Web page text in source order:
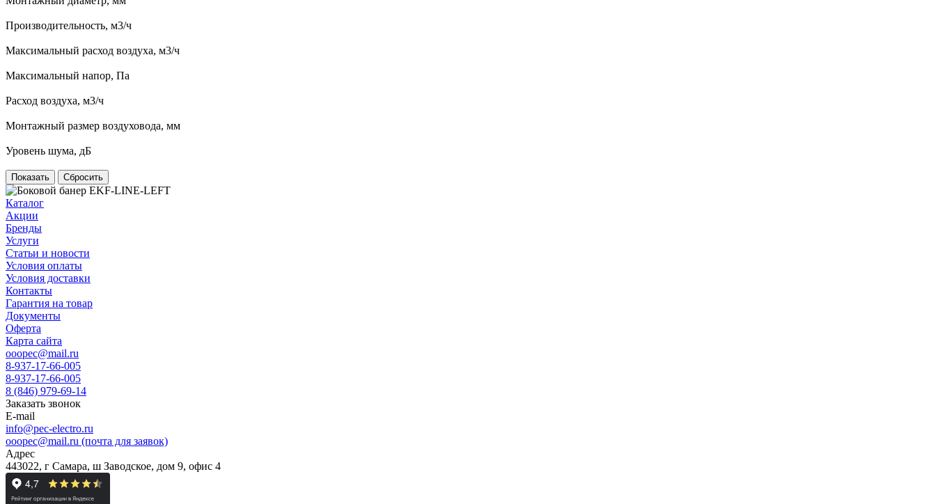
Производительность, м3/ч
Максимальный расход воздуха, м3/ч
Максимальный напор, Па
Расход воздуха, м3/ч
Монтажный размер воздуховода, мм
Уровень шума, дБ
Сбросить
Каталог
Акции
Бренды
Услуги
Статьи и новости
Условия оплаты
Условия доставки
Контакты
Гарантия на товар
Документы
Оферта
Карта сайта
ooopec@mail.ru
8-937-17-66-005
8-937-17-66-005
8 (846) 979-69-14
Заказать звонок
E-mail
info@pec-electro.ru
ooopec@mail.ru (почта для заявок)
Адрес
443022, г Самара, ш Заводское, дом 9, офис 4